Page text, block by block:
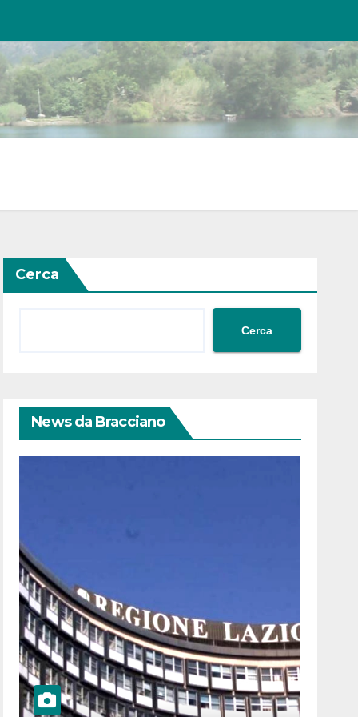
Cerca
Cerca
News da Bracciano